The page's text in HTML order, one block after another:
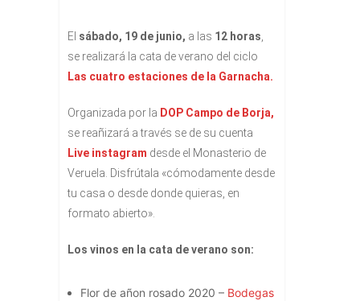
El sábado, 19 de junio, a las 12 horas
se realizará la cata de verano del ciclo
Las cuatro estaciones de la Garnacha.
Organizada por la DOP Campo de Borja,
se reañizará a través se de su cuenta
Live instagram desde el Monasterio de
Veruela. Disfrútala «cómodamente desde
tu casa o desde donde quieras, en
formato abierto».
Los vinos en la cata de verano son:
Flor de añon rosado 2020 – Bodegas